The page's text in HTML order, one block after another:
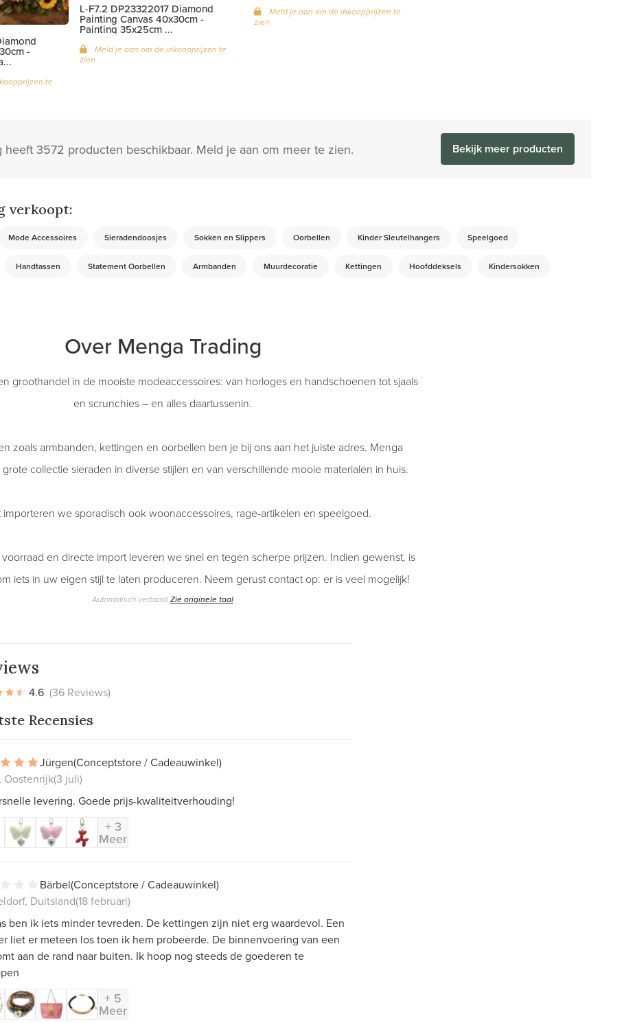
-
te
L-F7.2 DP23322017 Diamond
Painting Canvas 40x30cm -
Painting 35x25cm ...
Meld je aan om de inkoopprijzen te
zien
Meld je aan om de inkoopprijzen te
zien
heeft 3572 producten beschikbaar. Meld je aan om meer te zien. Bekijk meer producten
verkoopt:
Mode Accessoires Sieradendoosjes Sokken en Slippers Oorbellen Kinder Sleutelhangers Speelgoed
Handtassen Statement Oorbellen Armbanden Muurdecoratie Kettingen Hoofddeksels Kindersokken
Over Menga Trading
groothandel in de mooiste modeaccessoires: van horloges en handschoenen tot sjaals
en scrunchies – en alles daartussenin.
zoals armbanden, kettingen en oorbellen ben je bij ons aan het juiste adres. Menga
collectie sieraden in diverse stijlen en van verschillende mooie materialen in huis.
importeren we sporadisch ook woonaccessoires, rage-artikelen en speelgoed.
en directe import leveren we snel en tegen scherpe prijzen. Indien gewenst, is
iets in uw eigen stijl te laten produceren. Neem gerust contact op: er is veel mogelijk!
Automatisch vertaaldZie originele taal
4.6 (36 Reviews)
Recensies
Jürgen(Conceptstore / Cadeauwinkel)
Oostenrijk(3 juli)
levering. Goede prijs-kwaliteitverhouding!
+ 3
Meer
Bärbel(Conceptstore / Cadeauwinkel)
Duitsland(18 februari)
ben ik iets minder tevreden. De kettingen zijn niet erg waardevol. Een
liet er meteen los toen ik hem probeerde. De binnenvoering van een
aan de rand naar buiten. Ik hoop nog steeds de goederen te
+ 5
Meer